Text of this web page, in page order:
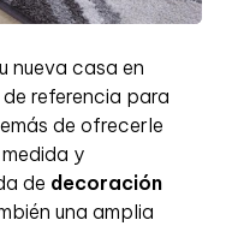
nueva casa en
de referencia para
de ofrecerle
y
de decoración
una amplia